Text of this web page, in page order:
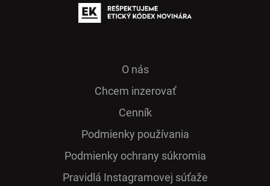
O nás
Chcem inzerovať
Cenník
Podmienky používania
Podmienky ochrany súkromia
Pra­vidlá Ins­ta­gra­mo­vej sú­ťaže